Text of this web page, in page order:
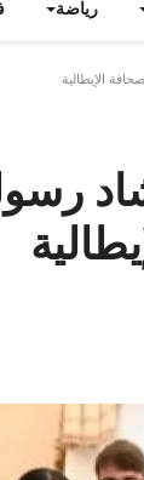
رياضة
الإيطالية